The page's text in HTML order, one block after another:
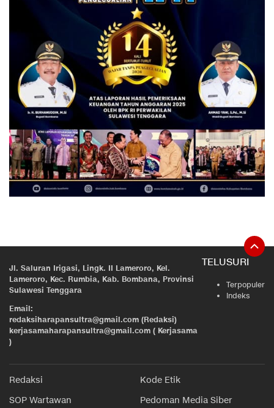
Jl. Saluran Irigasi, Lingk. II Lameroro, Kel.
Lameroro, Kec. Rumbia, Kab. Bombana, Provinsi
Sulawesi Tenggara
Email:
redaksiharapansultra@gmail.com (Redaksi)
kerjasamaharapansultra@gmail.com ( Kerjasama
)
TELUSURI
Terpopuler
Indeks
Redaksi
Kode Etik
SOP Wartawan
Pedoman Media Siber